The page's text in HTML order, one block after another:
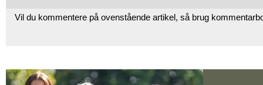
Vil du kommentere på ovenstående artikel, så brug